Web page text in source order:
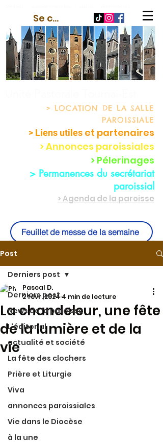
Se connecter
> LOCATION DE LA SALLE
PAROISSIALE
> Liens utiles et partenaires
> Annonces paroissiales
> Pélerinages
> Permanences du secrétariat
paroissial
> Agenda de la paroisse
Feuillet de messe de la semaine
Post
Derniers post
News de la paroisse
L'éditorial
actualité et société
La fête des clochers
Prière et Liturgie
Viva
annonces paroissiales
Vie dans le Diocèse
à la une
Derniers post
La chandeleur, une fête
de la lumière et de la
vie
Pascal D.
2 févr. 2024 4 min de lecture